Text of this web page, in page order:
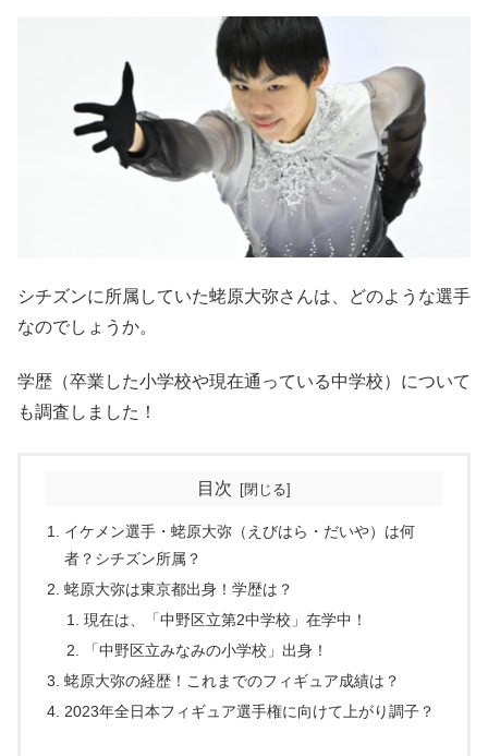
シチズンに所属していた蛯原大弥さんは、どのような選手
なのでしょうか。
学歴（卒業した小学校や現在通っている中学校）について
も調査しました！
目次
イケメン選手・蛯原大弥（えびはら・だいや）は何
者？シチズン所属？
蛯原大弥は東京都出身！学歴は？
現在は、「中野区立第2中学校」在学中！
「中野区立みなみの小学校」出身！
蛯原大弥の経歴！これまでのフィギュア成績は？
2023年全日本フィギュア選手権に向けて上がり調子？